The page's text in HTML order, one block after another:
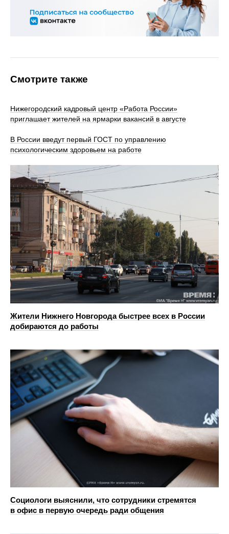
Смотрите также
Нижегородский кадровый центр «Работа России»
приглашает жителей на ярмарки вакансий в августе
В России введут первый ГОСТ по управлению
психологическим здоровьем на работе
Жители Нижнего Новгорода быстрее всех в России
добираются до работы
Социологи выяснили, что сотрудники стремятся
в офис в первую очередь ради общения